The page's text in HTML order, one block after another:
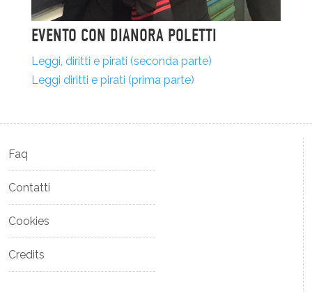
EVENTO CON DIANORA POLETTI
Leggi, diritti e pirati (seconda parte)
Leggi diritti e pirati (prima parte)
Faq
Contatti
Cookies
Credits